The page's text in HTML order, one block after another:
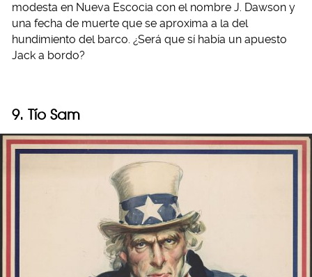
modesta en Nueva Escocia con el nombre J. Dawson y
una fecha de muerte que se aproxima a la del
hundimiento del barco. ¿Será que sí había un apuesto
Jack a bordo?
9. Tío Sam